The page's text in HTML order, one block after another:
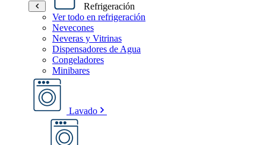
Refrigeración
Ver todo en refrigeración
Nevecones
Neveras y Vitrinas
Dispensadores de Agua
Congeladores
Minibares
Lavado